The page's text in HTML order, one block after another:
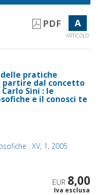
PDF A
ARTICOLO
pratiche
partire dal concetto
Sini : le
e il conosci te
: XV, 1, 2005
EUR 8,00
Iva esclusa